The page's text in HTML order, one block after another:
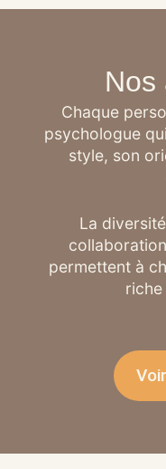
Nos
Chaque
psychologue
style, son
La
permettent à